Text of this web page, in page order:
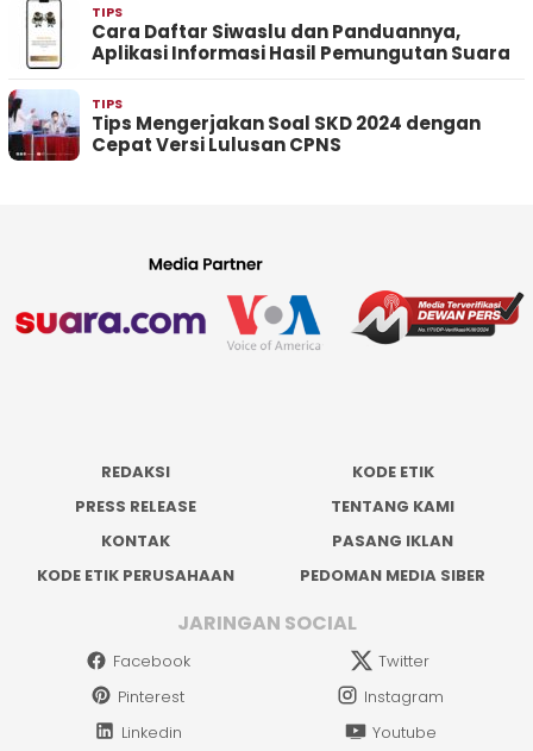
TIPS
Cara Daftar Siwaslu dan Panduannya,
Aplikasi Informasi Hasil Pemungutan Suara
TIPS
Tips Mengerjakan Soal SKD 2024 dengan
Cepat Versi Lulusan CPNS
REDAKSI
KODE ETIK
PRESS RELEASE
TENTANG KAMI
KONTAK
PASANG IKLAN
KODE ETIK PERUSAHAAN
PEDOMAN MEDIA SIBER
JARINGAN SOCIAL
Facebook
Twitter
Pinterest
Instagram
Linkedin
Youtube